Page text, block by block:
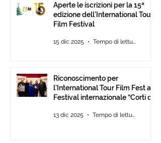
Aperte le iscrizioni per la 15ª
edizione dell’International Tour
Film Festival
15 dic 2025 Tempo di lettura: 2 min
Riconoscimento per
l’International Tour Film Fest al
Festival internazionale “Corti da
13 dic 2025 Tempo di lettura: 2 min